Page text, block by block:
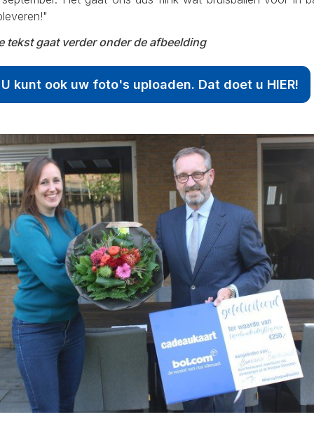
tekst gaat verder onder de afbeelding
U kunt ook uw foto's uploaden. Dat doet u HIER!